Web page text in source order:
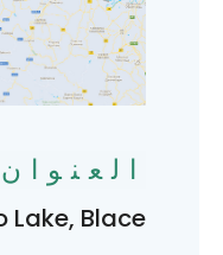
العنوان
Lake, Blace